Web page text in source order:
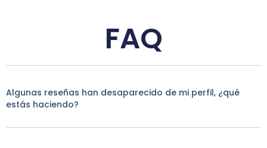
FAQ
Algunas reseñas han desaparecido de mi perfil, ¿qué
estás haciendo?